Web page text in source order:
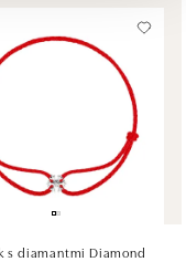
9
s diamantmi Diamond